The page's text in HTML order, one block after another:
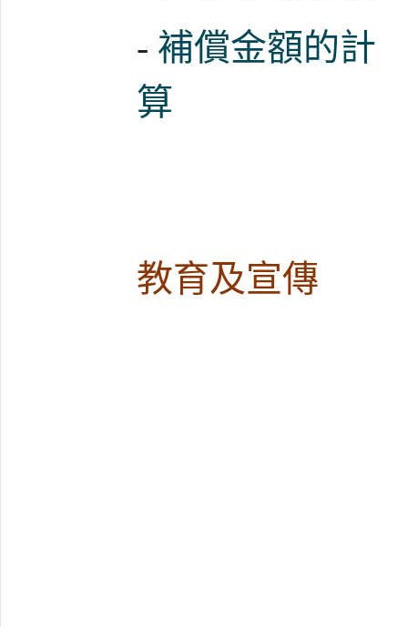
- 補償金額的計
算
教育及宣傳